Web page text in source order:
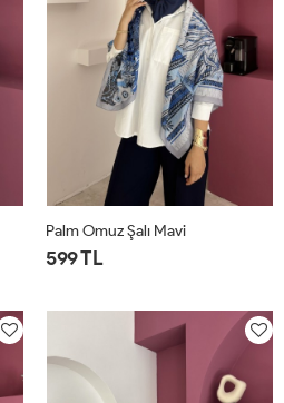
Palm Omuz Şalı Mavi
599 TL